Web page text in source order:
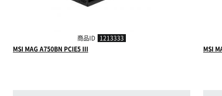
商品ID 1213333
MSI MAG A750BN PCIE5 III
MSI